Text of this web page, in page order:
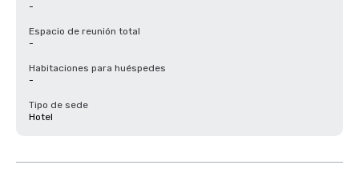
-
Espacio de reunión total
-
Habitaciones para huéspedes
-
Tipo de sede
Hotel